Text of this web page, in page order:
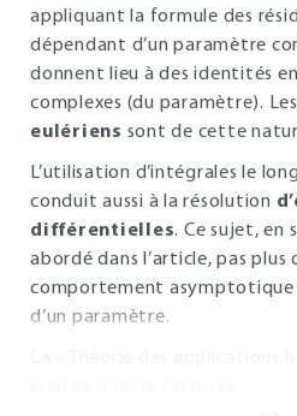
appliquant la formule des
dépendant d’un paramètre
donnent lieu à des identités
complexes (du paramètre). Les
eulériens sont de cette
L’utilisation d’intégrales le
conduit aussi à la résolution
différentielles. Ce sujet, en
abordé dans l’article, pas plus
comportement asymptotique
d’un paramètre.